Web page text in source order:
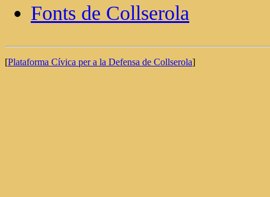
Fonts de Collserola
[Plataforma Cívica per a la Defensa de Collserola]